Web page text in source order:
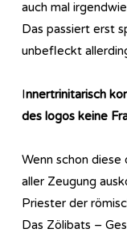
auch mal
Das passiert erst
unbefleckt
Innertrinitarisch
des logos keine
Wenn schon
aller Zeugung
Priester der
Das Zölibats –